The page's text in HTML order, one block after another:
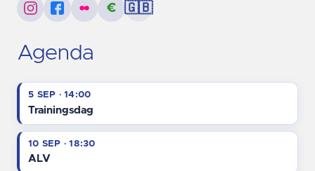
€ 🇬🇧
Agenda
5 SEP · 14:00
Trainingsdag
10 SEP · 18:30
ALV